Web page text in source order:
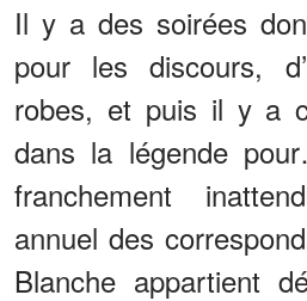
Il y a des soirées
pour les discours,
robes, et puis il y a
dans la légende
franchement
annuel des
Blanche appartient